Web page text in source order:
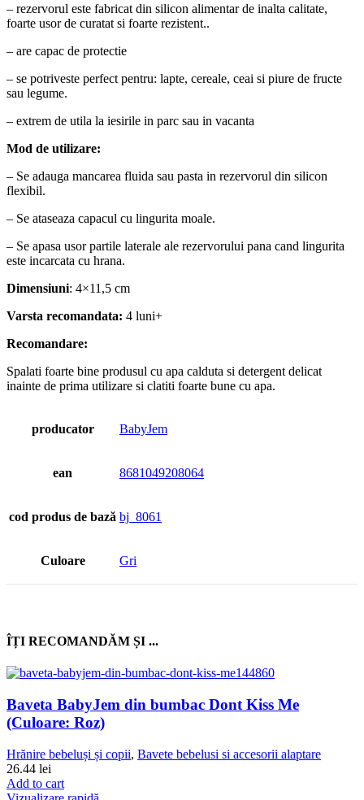
– rezervorul este fabricat din silicon alimentar de inalta calitate,
foarte usor de curatat si foarte rezistent..
– are capac de protectie
– se potriveste perfect pentru: lapte, cereale, ceai si piure de fructe
sau legume.
– extrem de utila la iesirile in parc sau in vacanta
Mod de utilizare:
– Se adauga mancarea fluida sau pasta in rezervorul din silicon
flexibil.
– Se ataseaza capacul cu lingurita moale.
– Se apasa usor partile laterale ale rezervorului pana cand lingurita
este incarcata cu hrana.
Dimensiuni: 4×11,5 cm
Varsta recomandata: 4 luni+
Recomandare:
Spalati foarte bine produsul cu apa calduta si detergent delicat
inainte de prima utilizare si clatiti foarte bune cu apa.
producator BabyJem
ean 8681049208064
cod produs de bază bj_8061
Culoare Gri
ÎȚI RECOMANDĂM ȘI ...
Baveta BabyJem din bumbac Dont Kiss Me
(Culoare: Roz)
Hrănire bebeluși și copii, Bavete bebelusi si accesorii alaptare
26.44 lei
Add to cart